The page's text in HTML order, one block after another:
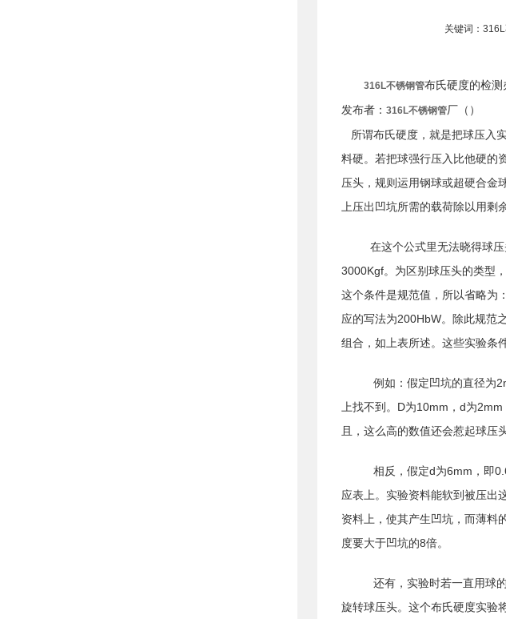
关键词：
316L不锈钢管布氏硬度的检
发布者： 316L不锈钢管厂（）
所谓布氏硬度，就是把球压入
料硬。若把球强行压入比他硬的
压头，规则运用钢球或超硬合金
上压出凹坑所需的载荷除以用剩
在这个公式里无法晓得球
3000Kgf。为区别球压头的类型
这个条件是规范值，所以省略为
应的写法为200HbW。除此规范
组合，如上表所述。这些实验条
例如：假定凹坑的直径为
上找不到。D为10mm，d为
且，这么高的数值还会惹起球压
相反，假定d为6mm，即
应表上。实验资料能软到被压出
资料上，使其产生凹坑，而薄料
度要大于凹坑的8倍。
还有，实验时若一直用球
旋转球压头。这个布氏硬度实验